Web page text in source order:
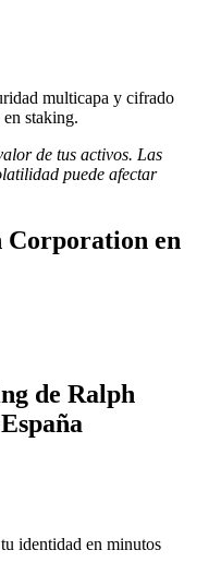
multicapa y cifrado
staking.
de tus activos. Las
puede afectar
Corporation en
de Ralph
identidad en minutos